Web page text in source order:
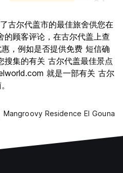
6.2
6.3
8.3
古尔代盖市的最佳旅舍供您在
顾客评论，在古尔代盖上查
，例如是否提供免费 短信确
搜集的有关 古尔代盖最佳景点
就是一部有关 古尔
Mangroovy Residence El Gouna